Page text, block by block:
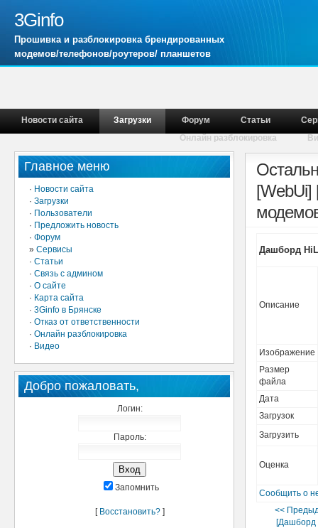
3Ginfo
Прошивка и разблокировка брендированных
модемов/телефонов/роутеров/ планшетов
Новости сайта Загрузки Форум Статьи
Онлайн разблокировка
Главное меню
· Новости сайта
· Загрузки
· Пользователи
· Предложить новость
· Форум
» Сервисы
· Статьи
· Связь с админом
· О сайте
· Карта сайта
· 3Ginfo в Брянске
· Отказ от ответственности
· Онлайн разблокировка
· Видео
Добро пожаловать,
Логин:
Пароль:
Запомнить
[ Восстановить?]
Дашборд
Описание
Изображение
Размер
файла
Дата
Загрузок
Загрузить
Оценка
Сообщить о
<<
[Дашборд